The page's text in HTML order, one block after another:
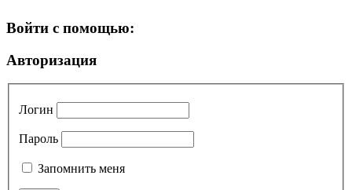
Войти с помощью:
Авторизация
Логин
Пароль
Запомнить меня